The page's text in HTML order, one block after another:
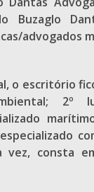
Buzaglo
advogados
o escritório
vez, consta